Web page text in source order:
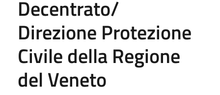
Decentrato/
Direzione Protezione
Civile della Regione
del Veneto